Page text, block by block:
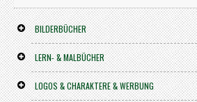
BILDERBÜCHER
LERN- & MALBÜCHER
LOGOS & CHARAKTERE & WERBUNG